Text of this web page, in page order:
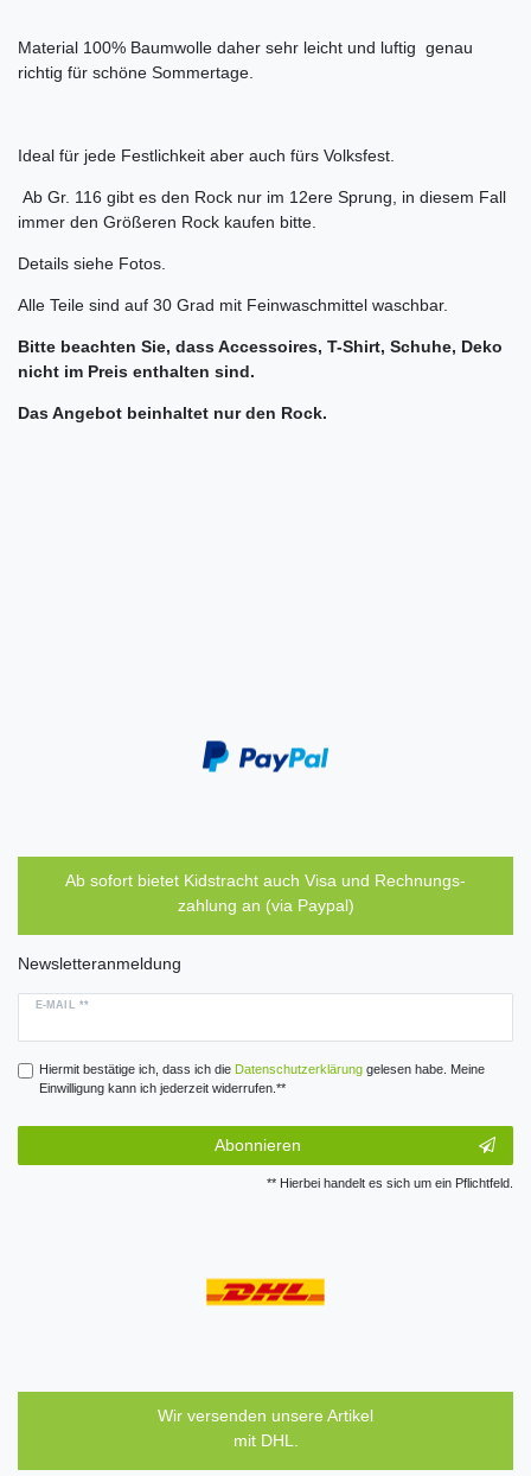
Material 100% Baumwolle daher sehr leicht und luftig genau
richtig für schöne Sommertage.
Ideal für jede Festlichkeit aber auch fürs Volksfest.
Ab Gr. 116 gibt es den Rock nur im 12ere Sprung, in diesem Fall
immer den Größeren Rock kaufen bitte.
Details siehe Fotos.
Alle Teile sind auf 30 Grad mit Feinwaschmittel waschbar.
Bitte beachten Sie, dass Accessoires, T-Shirt, Schuhe, Deko
nicht im Preis enthalten sind.
Das Angebot beinhaltet nur den Rock.
Ab sofort bietet Kidstracht auch Visa und Rechnungs-
zahlung an (via Paypal)
Newsletteranmeldung
E-MAIL **
Hiermit bestätige ich, dass ich die Daten­schutz­erklärunggelesen habe. Meine
Einwilligung kann ich jederzeit widerrufen.**
Abonnieren
** Hierbei handelt es sich um ein Pflichtfeld.
Wir versenden unsere Artikel
mit DHL.